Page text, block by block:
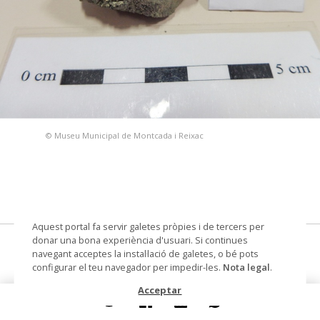
© Museu Municipal de Montcada i Reixac
Calcopirita
Materials i tècniques lític
Aquest portal fa servir galetes pròpies i de tercers per
donar una bona experiència d'usuari. Si continues
navegant acceptes la instal·lació de galetes, o bé pots
configurar el teu navegador per impedir-les. Nota legal.
Acceptar